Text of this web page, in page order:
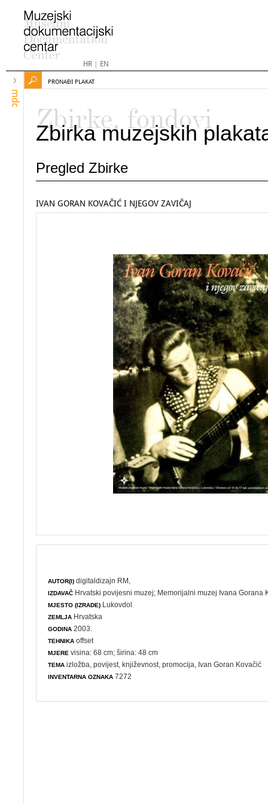
HR| EN
mdc
PRONAĐI PLAKAT
Zbirke, fondovi
Zbirka muzejskih
Pregled Zbirke
IVAN GORAN KOVAČIĆ I NJEGOV ZAVIČAJ
AUTOR(I) digitaldizajn RM,
IZDAVAČ Hrvatski povijesni muzej; Memorijalni muzej Ivana Gorana
MJESTO (IZRADE) Lukovdol
ZEMLJA Hrvatska
GODINA 2003.
TEHNIKA offset
MJERE visina: 68 cm; širina: 48 cm
TEMA izložba ,povijest ,književnost ,promocija , Ivan Goran Kovačić
INVENTARNA OZNAKA 7272